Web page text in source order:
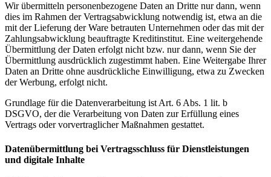
Wir übermitteln personenbezogene Daten an Dritte nur dann, wenn
dies im Rahmen der Vertragsabwicklung notwendig ist, etwa an die
mit der Lieferung der Ware betrauten Unternehmen oder das mit der
Zahlungsabwicklung beauftragte Kreditinstitut. Eine weitergehende
Übermittlung der Daten erfolgt nicht bzw. nur dann, wenn Sie der
Übermittlung ausdrücklich zugestimmt haben. Eine Weitergabe Ihrer
Daten an Dritte ohne ausdrückliche Einwilligung, etwa zu Zwecken
der Werbung, erfolgt nicht.
Grundlage für die Datenverarbeitung ist Art. 6 Abs. 1 lit. b
DSGVO, der die Verarbeitung von Daten zur Erfüllung eines
Vertrags oder vorvertraglicher Maßnahmen gestattet.
Datenübermittlung bei Vertragsschluss für Dienstleistungen
und digitale Inhalte